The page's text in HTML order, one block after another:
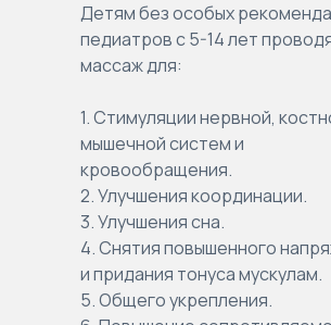
Детям без особых
педиатров с 5-14 лет
массаж для:
1. Стимуляции нервной,
мышечной систем и
кровообращения.
2. Улучшения координации.
3. Улучшения сна.
4. Снятия повышенного
и придания тонуса мускулам.
5. Общего укрепления.